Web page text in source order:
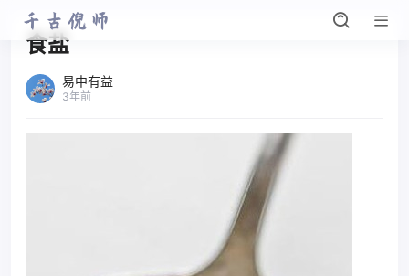
食盐
易中有益
3年前